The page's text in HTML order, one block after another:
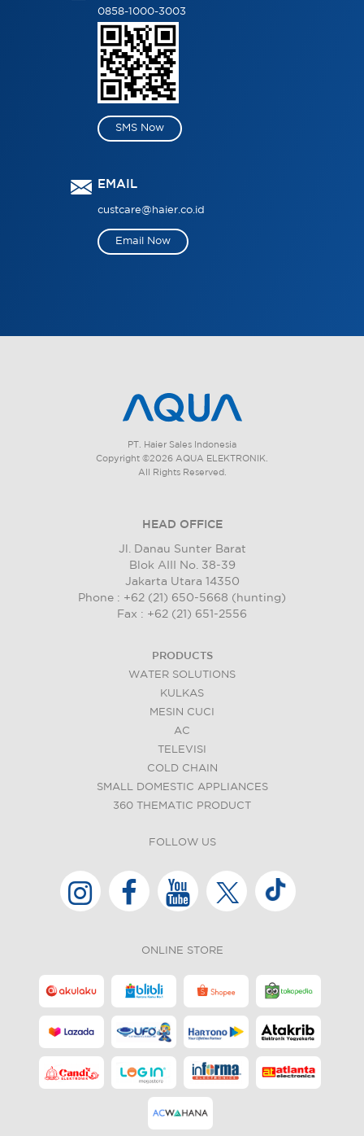
0858-1000-3003
SMS Now
EMAIL
custcare@haier.co.id
Email Now
PT. Haier Sales Indonesia
Copyright ©2026 AQUA ELEKTRONIK.
All Rights Reserved.
HEAD OFFICE
Jl. Danau Sunter Barat
Blok AIII No. 38-39
Jakarta Utara 14350
Phone : +62 (21) 650-5668 (hunting)
Fax : +62 (21) 651-2556
PRODUCTS
WATER SOLUTIONS
KULKAS
MESIN CUCI
AC
TELEVISI
COLD CHAIN
SMALL DOMESTIC APPLIANCES
360 THEMATIC PRODUCT
FOLLOW US
ONLINE STORE